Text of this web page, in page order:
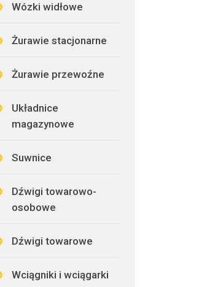
Wózki widłowe
Żurawie stacjonarne
Żurawie przewoźne
Układnice
magazynowe
Suwnice
Dźwigi towarowo-
osobowe
Dźwigi towarowe
Wciągniki i wciągarki